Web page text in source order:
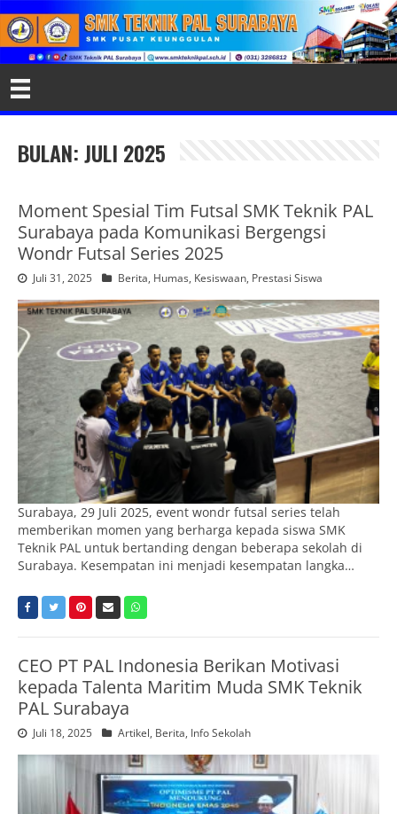
BULAN:JULI 2025
Moment Spesial Tim Futsal SMK Teknik PAL
Surabaya pada Komunikasi Bergengsi
Wondr Futsal Series 2025
Juli 31, 2025 Berita, Humas, Kesiswaan, Prestasi Siswa
Surabaya, 29 Juli 2025, event wondr futsal series telah
memberikan momen yang berharga kepada siswa SMK
Teknik PAL untuk bertanding dengan beberapa sekolah di
Surabaya. Kesempatan ini menjadi kesempatan langka…
CEO PT PAL Indonesia Berikan Motivasi
kepada Talenta Maritim Muda SMK Teknik
PAL Surabaya
Juli 18, 2025 Artikel, Berita, Info Sekolah